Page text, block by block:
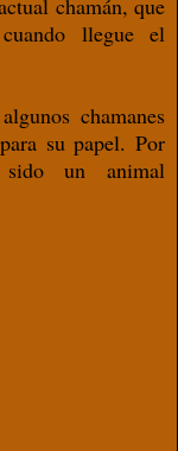
chamán, que
llegue el
chamanes
su papel. Por
sido un animal